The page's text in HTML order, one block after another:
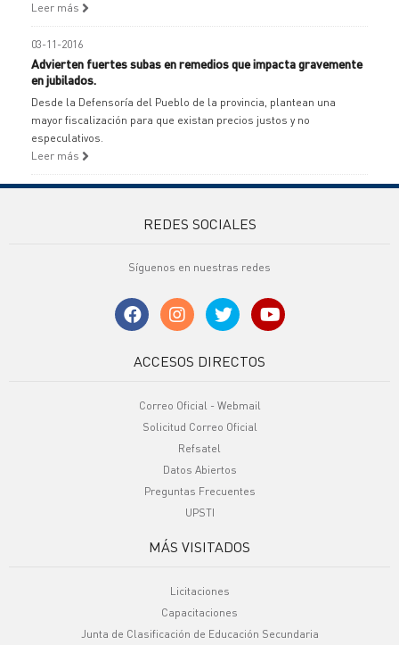
Leer más
03-11-2016
Advierten fuertes subas en remedios que impacta gravemente
en jubilados.
Desde la Defensoría del Pueblo de la provincia, plantean una
mayor fiscalización para que existan precios justos y no
especulativos.
Leer más
REDES SOCIALES
Síguenos en nuestras redes
ACCESOS DIRECTOS
Correo Oficial - Webmail
Solicitud Correo Oficial
Refsatel
Datos Abiertos
Preguntas Frecuentes
UPSTI
MÁS VISITADOS
Licitaciones
Capacitaciones
Junta de Clasificación de Educación Secundaria